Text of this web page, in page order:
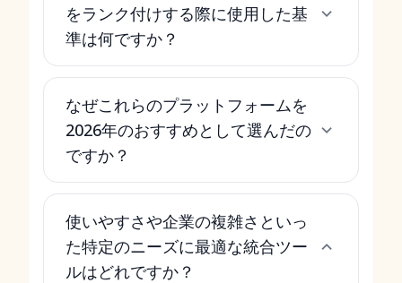
をランク付けする際に使用した基
準は何ですか？
なぜこれらのプラットフォームを
2026年のおすすめとして選んだの
ですか？
使いやすさや企業の複雑さといっ
た特定のニーズに最適な統合ツー
ルはどれですか？